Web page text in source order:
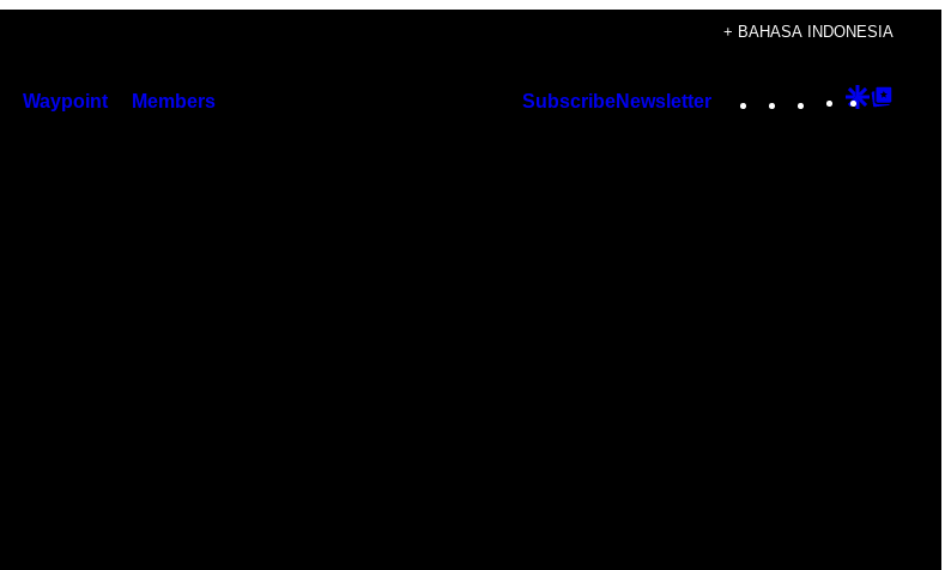
+ BAHASA INDONESIA
Waypoint Members SubscribeNewsletter Instagram
TikTok
YouTube
Google